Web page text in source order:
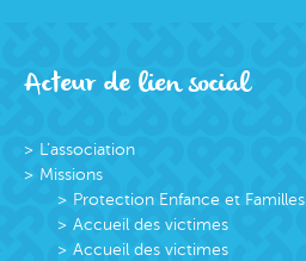
Acteur de lien social
L’association
Missions
Protection Enfance et Familles
Accueil des victimes
Accueil des victimes